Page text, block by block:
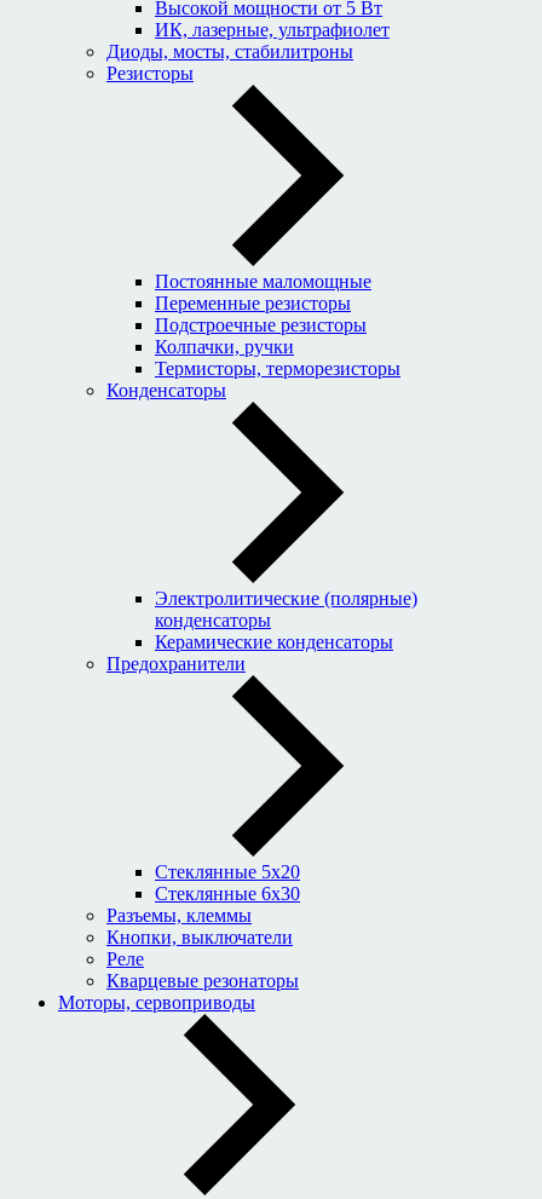
Высокой мощности от 5 Вт
ИК, лазерные, ультрафиолет
Диоды, мосты, стабилитроны
Резисторы
Постоянные маломощные
Переменные резисторы
Подстроечные резисторы
Колпачки, ручки
Термисторы, терморезисторы
Конденсаторы
Электролитические (полярные)
конденсаторы
Керамические конденсаторы
Предохранители
Стеклянные 5x20
Стеклянные 6x30
Разъемы, клеммы
Кнопки, выключатели
Реле
Кварцевые резонаторы
Моторы, сервоприводы